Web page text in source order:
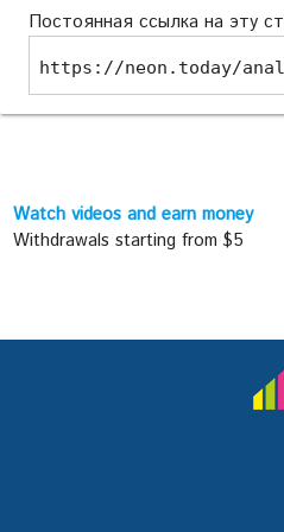
Постоянная ссылка на эту
https://neon.today/
Watch videos and earn money
Withdrawals starting from $5